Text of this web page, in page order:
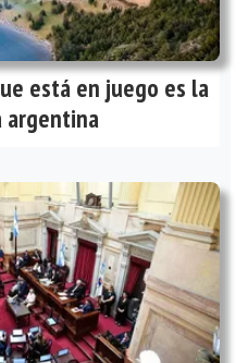
está en juego es la
argentina